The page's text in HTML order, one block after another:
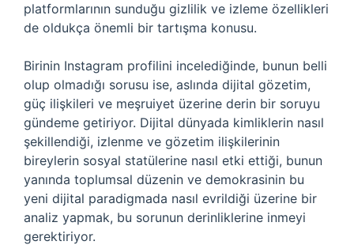
platformlarının sunduğu gizlilik ve izleme özellikleri
de oldukça önemli bir tartışma konusu.
Birinin Instagram profilini incelediğinde, bunun belli
olup olmadığı sorusu ise, aslında dijital gözetim,
güç ilişkileri ve meşruiyet üzerine derin bir soruyu
gündeme getiriyor. Dijital dünyada kimliklerin nasıl
şekillendiği, izlenme ve gözetim ilişkilerinin
bireylerin sosyal statülerine nasıl etki ettiği, bunun
yanında toplumsal düzenin ve demokrasinin bu
yeni dijital paradigmada nasıl evrildiği üzerine bir
analiz yapmak, bu sorunun derinliklerine inmeyi
gerektiriyor.